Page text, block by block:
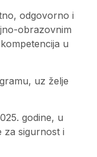
odgovorno i
obrazovnim
u
uz želje
godine, u
za sigurnost i